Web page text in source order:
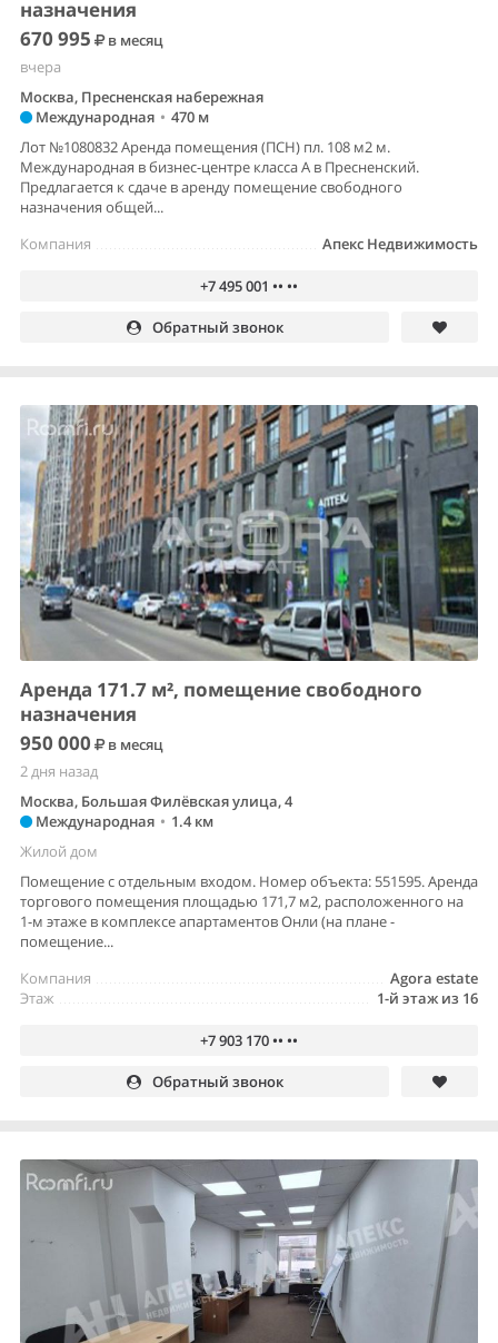
назначения
670 995
в месяц
вчера
Москва, Пресненская набережная
Международная • 470 м
Лот №1080832 Аренда помещения (ПСН) пл. 108 м2 м.
Международная в бизнес-центре класса А в Пресненский.
Предлагается к сдаче в аренду помещение свободного
назначения общей...
Апекс Недвижимость
Компания
+7 495 001 •• ••
Обратный звонок
Аренда 171.7 м², помещение свободного
назначения
950 000
в месяц
2 дня назад
Москва, Большая Филёвская улица, 4
Международная • 1.4 км
Жилой дом
Помещение с отдельным входом. Номер объекта: 551595. Аренда
торгового помещения площадью 171,7 м2, расположенного на
1-м этаже в комплексе апартаментов Онли (на плане -
помещение...
Agora estate
Компания
1-й этаж из 16
Этаж
+7 903 170 •• ••
Обратный звонок